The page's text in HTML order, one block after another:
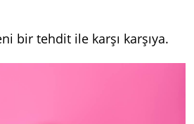
bir tehdit ile karşı karşıya.